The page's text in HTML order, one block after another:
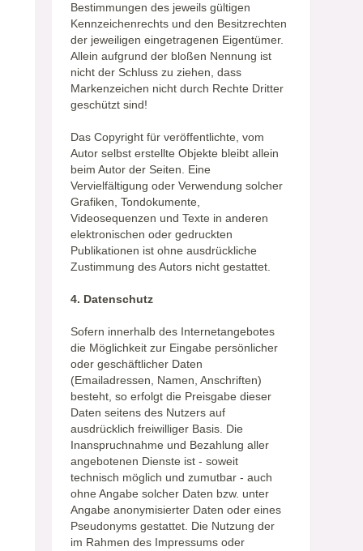
Bestimmungen des jeweils gültigen
Kennzeichenrechts und den Besitzrechten
der jeweiligen eingetragenen Eigentümer.
Allein aufgrund der bloßen Nennung ist
nicht der Schluss zu ziehen, dass
Markenzeichen nicht durch Rechte Dritter
geschützt sind!
Das Copyright für veröffentlichte, vom
Autor selbst erstellte Objekte bleibt allein
beim Autor der Seiten. Eine
Vervielfältigung oder Verwendung solcher
Grafiken, Tondokumente,
Videosequenzen und Texte in anderen
elektronischen oder gedruckten
Publikationen ist ohne ausdrückliche
Zustimmung des Autors nicht gestattet.
4. Datenschutz
Sofern innerhalb des Internetangebotes
die Möglichkeit zur Eingabe persönlicher
oder geschäftlicher Daten
(Emailadressen, Namen, Anschriften)
besteht, so erfolgt die Preisgabe dieser
Daten seitens des Nutzers auf
ausdrücklich freiwilliger Basis. Die
Inanspruchnahme und Bezahlung aller
angebotenen Dienste ist - soweit
technisch möglich und zumutbar - auch
ohne Angabe solcher Daten bzw. unter
Angabe anonymisierter Daten oder eines
Pseudonyms gestattet. Die Nutzung der
im Rahmen des Impressums oder